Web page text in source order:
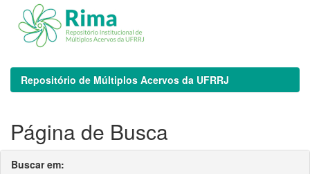
Repositório de Múltiplos Acervos da UFRRJ
Página de Busca
Buscar em: